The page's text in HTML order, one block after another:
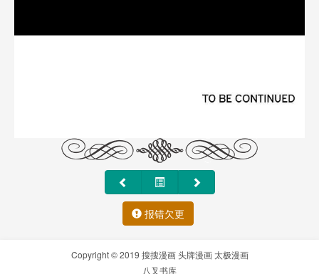
报错欠更
Copyright © 2019 搜搜漫画 头牌漫画 太极漫画
八叉书库